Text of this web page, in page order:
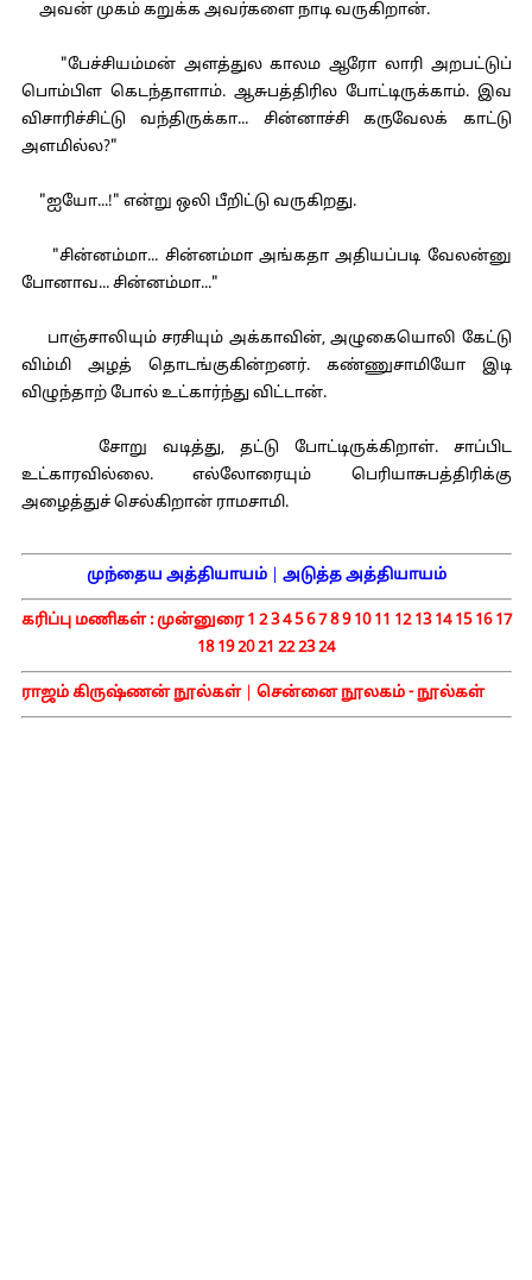
அவன் முகம் கறுக்க அவர்களை நாடி வருகிறான்.
"பேச்சியம்மன் அளத்துல காலம ஆரோ லாரி அறபட்டுப்
பொம்பிள கெடந்தாளாம். ஆசுபத்திரில போட்டிருக்காம். இவ
விசாரிச்சிட்டு வந்திருக்கா... சின்னாச்சி கருவேலக் காட்டு
அளமில்ல?"
"ஐயோ...!" என்று ஒலி பீறிட்டு வருகிறது.
"சின்னம்மா... சின்னம்மா அங்கதா அதியப்படி வேலன்னு
போனாவ... சின்னம்மா..."
பாஞ்சாலியும் சரசியும் அக்காவின், அழுகையொலி கேட்டு
விம்மி அழத் தொடங்குகின்றனர். கண்ணுசாமியோ இடி
விழுந்தாற் போல் உட்கார்ந்து விட்டான்.
சோறு வடித்து, தட்டு போட்டிருக்கிறாள். சாப்பிட
உட்காரவில்லை. எல்லோரையும் பெரியாசுபத்திரிக்கு
அழைத்துச் செல்கிறான் ராமசாமி.
முந்தைய அத்தியாயம்| அடுத்த அத்தியாயம்
கரிப்பு மணிகள் :முன்னுரை1 234567891011 121314151617
18192021 222324
ராஜம் கிருஷ்ணன் நூல்கள்| சென்னை நூலகம் - நூல்கள்